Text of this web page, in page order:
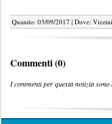
Quando: 03/09/2017 | Dove: Vizzini
Commenti (0)
I commenti per questa notizia